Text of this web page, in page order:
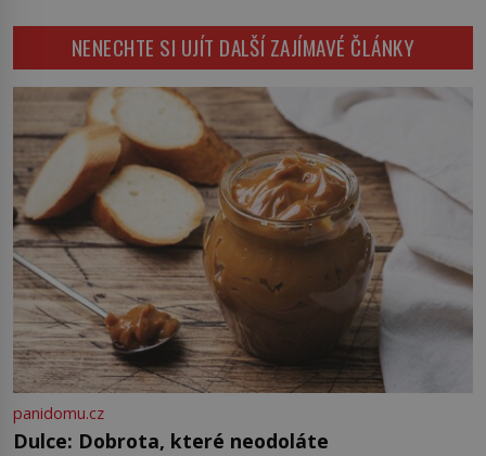
potácí zcela zmatený 14letý
Konerak Sinthasomphone. Když ho
zastaví policejní hlídka, ochable jí
nadiktuje adresu „jeho kamaráda“.
Strážníci ho dopraví zpět do
udaného bytu. Oním „kamarádem“
je ovšem jeden z nejslavnějších
vrahů, Jeffrey Dahmer (1960–1994).
Je 27. května 1991. […]
NENECHTE SI UJÍT DALŠÍ ZAJÍMAVÉ ČLÁNKY
panidomu.cz
Dulce: Dobrota, které neodoláte